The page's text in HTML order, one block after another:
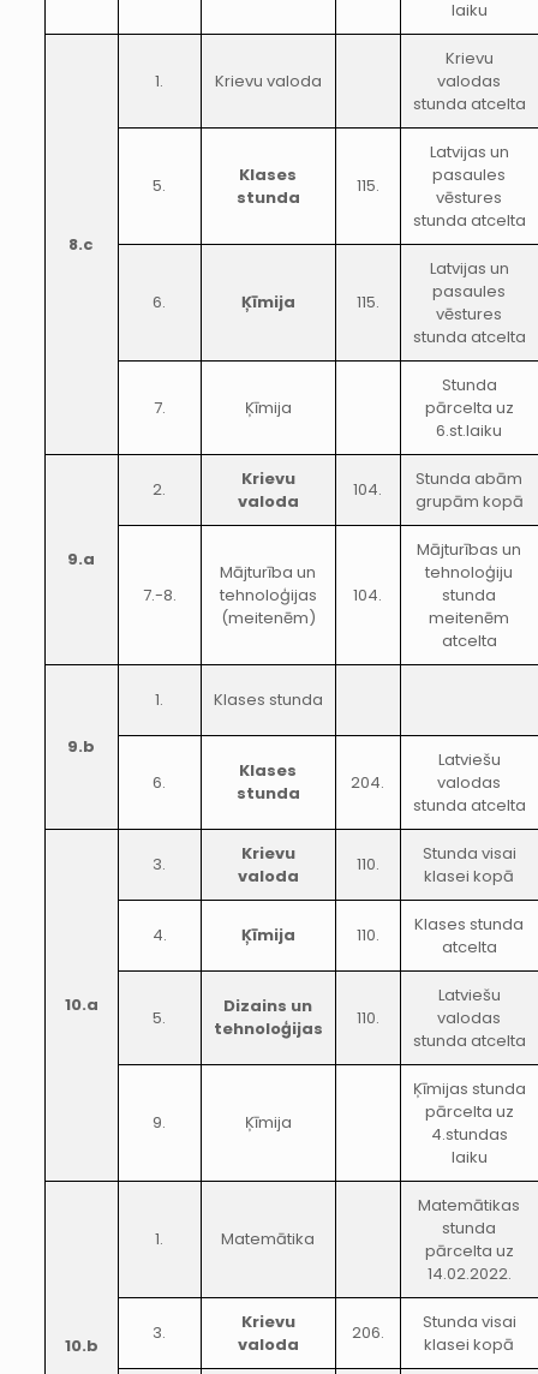
laiku
8.c
1. Krievu valoda
Krievu
valodas
stunda atcelta
5.
Klases
stunda
115.
Latvijas un
pasaules
vēstures
stunda atcelta
6. Ķīmija 115.
Latvijas un
pasaules
vēstures
stunda atcelta
7. Ķīmija
Stunda
pārcelta uz
6.st.laiku
9.a
2.
Krievu
valoda
104.
Stunda abām
grupām kopā
7.-8.
Mājturība un
tehnoloģijas
(meitenēm)
104.
Mājturības un
tehnoloģiju
stunda
meitenēm
atcelta
9.b
1. Klases stunda
6.
Klases
stunda
204.
Latviešu
valodas
stunda atcelta
10.a
3.
Krievu
valoda
110.
Stunda visai
klasei kopā
4. Ķīmija 110.
Klases stunda
atcelta
5.
Dizains un
tehnoloģijas
110.
Latviešu
valodas
stunda atcelta
9. Ķīmija
Ķīmijas stunda
pārcelta uz
4.stundas
laiku
10.b
1. Matemātika
Matemātikas
stunda
pārcelta uz
14.02.2022.
3.
Krievu
valoda
206.
Stunda visai
klasei kopā